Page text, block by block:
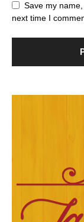
Save my
next time I